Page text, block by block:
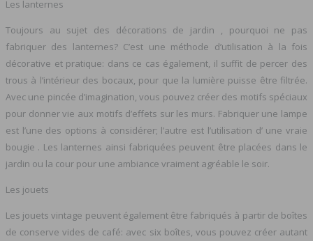
Les lanternes
Toujours au sujet des décorations de jardin , pourquoi ne pas
fabriquer des lanternes? C’est une méthode d’utilisation à la fois
décorative et pratique: dans ce cas également, il suffit de percer des
trous à l’intérieur des bocaux, pour que la lumière puisse être filtrée.
Avec une pincée d’imagination, vous pouvez créer des motifs spéciaux
pour donner vie aux motifs d’effets sur les murs. Fabriquer une lampe
est l’une des options à considérer; l’autre est l’utilisation d’ une vraie
bougie . Les lanternes ainsi fabriquées peuvent être placées dans le
jardin ou la cour pour une ambiance vraiment agréable le soir.
Les jouets
Les jouets vintage peuvent également être fabriqués à partir de boîtes
de conserve vides de café: avec six boîtes, vous pouvez créer autant